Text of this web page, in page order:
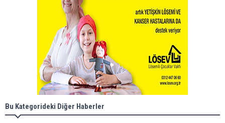
Bu Kategorideki Diğer Haberler